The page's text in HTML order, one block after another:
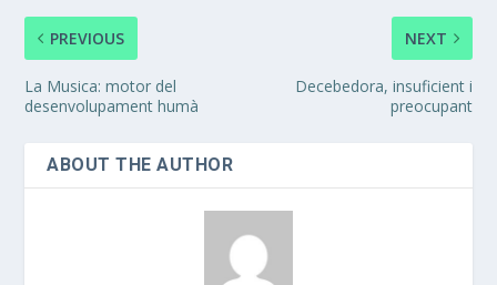
PREVIOUS
La Musica: motor del
desenvolupament humà
NEXT
Decebedora, insuficient i
preocupant
ABOUT THE AUTHOR